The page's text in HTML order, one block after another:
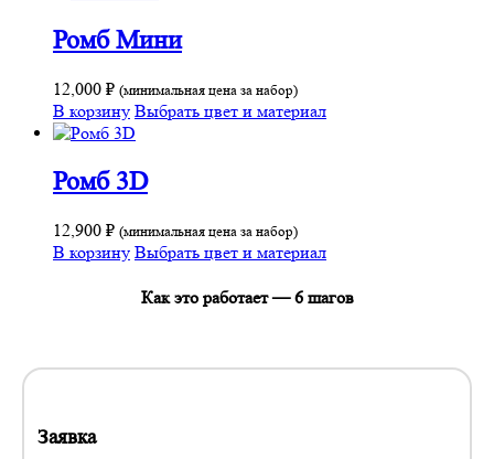
Ромб Мини
12,000 ₽ (минимальная цена за набор)
В корзину Выбрать цвет и материал
Ромб 3D
12,900 ₽ (минимальная цена за набор)
В корзину Выбрать цвет и материал
Как это работает — 6 шагов
Заявка